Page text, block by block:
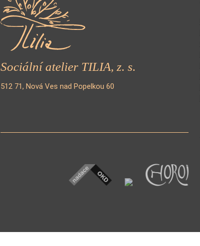
Sociální atelier TILIA, z. s.
512 71, Nová Ves nad Popelkou 60